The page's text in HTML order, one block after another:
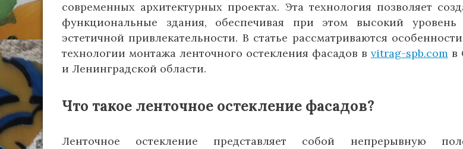
современных архитектурных проектах. Эта технология позволяет
функциональные здания, обеспечивая при этом высокий
эстетичной привлекательности. В статье рассматриваются
технологии монтажа ленточного остекления фасадов в vitrag-spb.com в
и Ленинградской области.
Что такое ленточное остекление фасадов?
Ленточное остекление представляет собой непрерывную